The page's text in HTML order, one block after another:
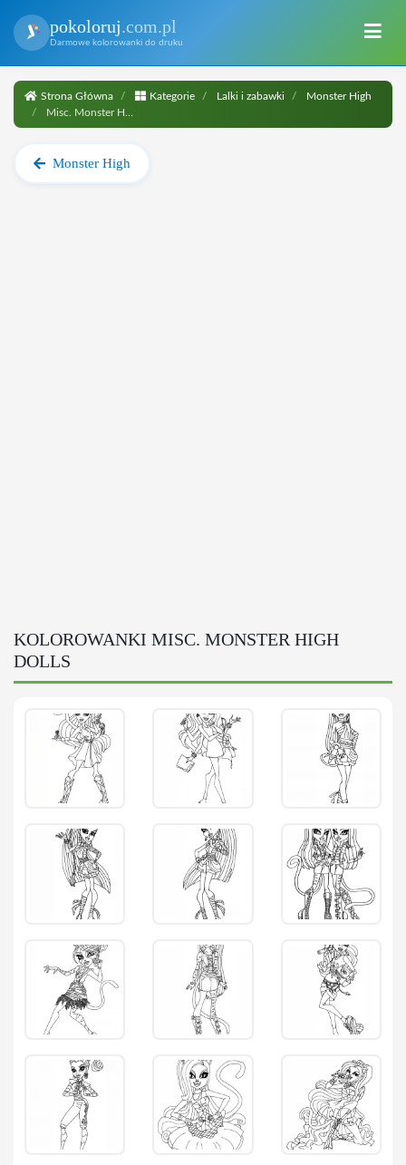
pokoloruj.com.pl
Darmowe kolorowanki do druku
Strona Główna Kategorie Lalki i zabawki
Monster High
Misc. Monster High Dolls
Monster High
KOLOROWANKI MISC. MONSTER HIGH
DOLLS